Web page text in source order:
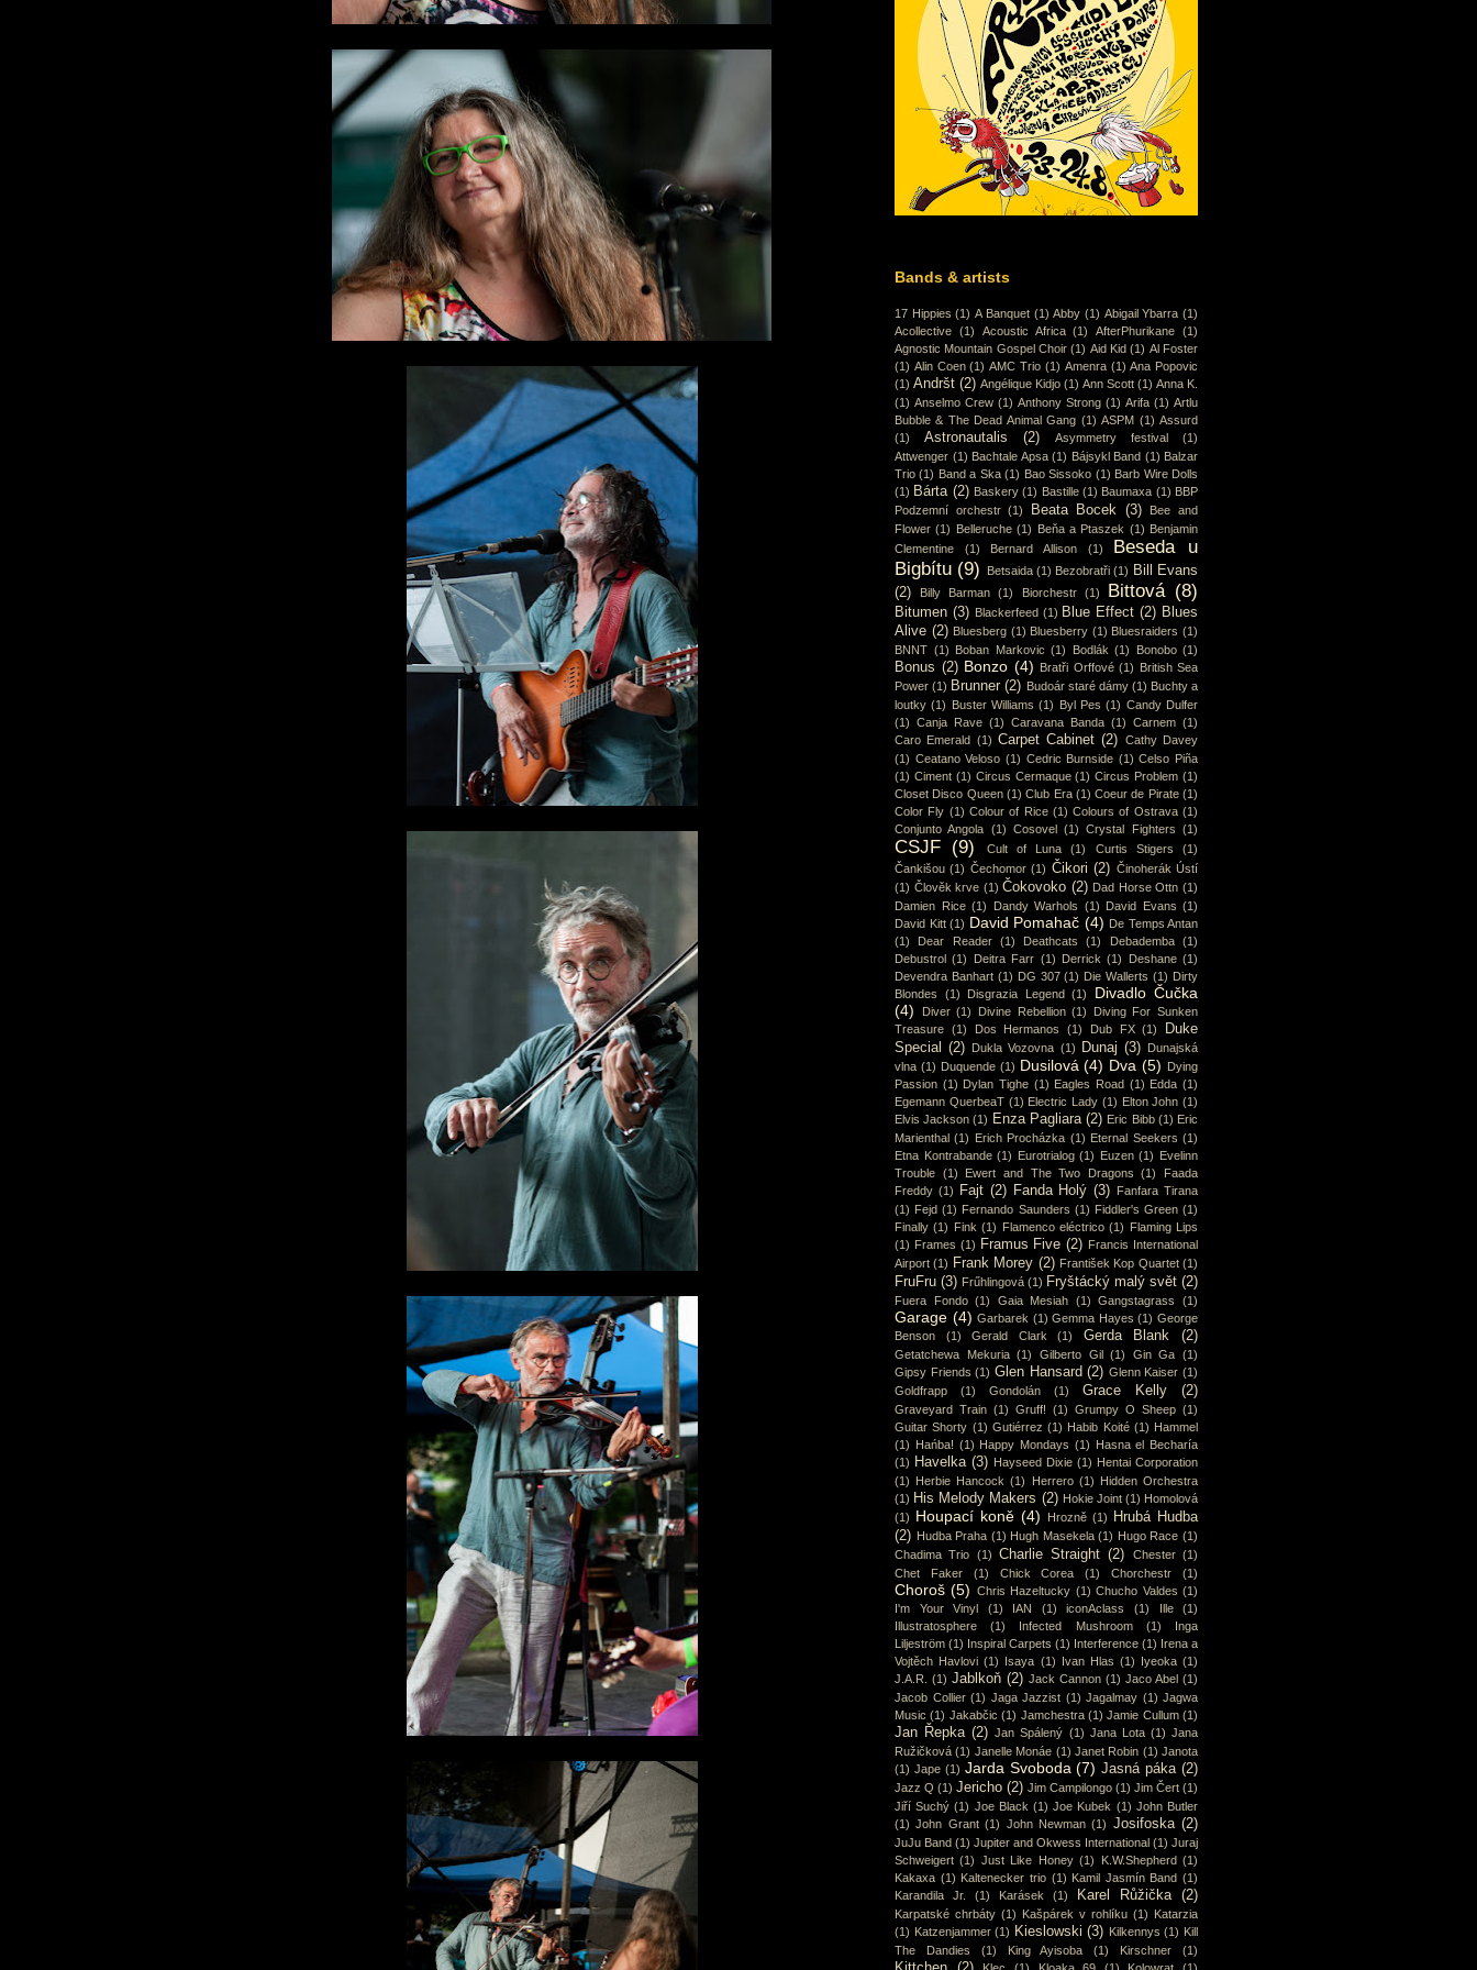
Bands & artists
17 Hippies (1) A Banquet (1) Abby (1) Abigail Ybarra (1)
Acollective (1) Acoustic Africa (1) AfterPhurikane (1)
Agnostic Mountain Gospel Choir (1) Aid Kid (1) Al Foster
(1) Alin Coen (1) AMC Trio (1) Amenra (1) Ana Popovic
(1) Andršt (2) Angélique Kidjo (1) Ann Scott (1) Anna K.
(1) Anselmo Crew (1) Anthony Strong (1) Arifa (1) Artlu
Bubble & The Dead Animal Gang (1) ASPM (1) Assurd
(1)
Astronautalis (2) Asymmetry festival
(1)
Attwenger (1) Bachtale Apsa (1) Bájsykl Band (1) Balzar
Trio (1) Band a Ska (1) Bao Sissoko (1) Barb Wire Dolls
(1) Bárta (2) Baskery (1) Bastille (1) Baumaxa (1) BBP
Podzemní orchestr (1) Beata Bocek (3)
Bee and
Flower (1) Belleruche (1) Beňa a Ptaszek (1) Benjamin
Clementine
(1) Bernard Allison (1)
Beseda u
Bigbítu (9) Betsaida (1) Bezobratři (1) Bill Evans
(2)
Billy Barman (1) Biorchestr (1) Bittová (8)
Bitumen (3) Blackerfeed (1) Blue Effect (2) Blues
Alive (2) Bluesberg (1) Bluesberry (1) Bluesraiders (1)
BNNT (1) Boban Markovic (1) Bodlák (1) Bonobo (1)
Bonus (2) Bonzo (4) Bratři Orffové (1)
British Sea
Power (1) Brunner (2) Budoár staré dámy (1) Buchty a
loutky (1) Buster Williams (1) Byl Pes (1) Candy Dulfer
(1) Canja Rave (1) Caravana Banda (1) Carnem (1)
Caro Emerald (1) Carpet Cabinet (2) Cathy Davey
(1) Ceatano Veloso (1) Cedric Burnside (1) Celso Piña
(1) Ciment (1) Circus Cermaque (1) Circus Problem (1)
Closet Disco Queen (1) Club Era (1) Coeur de Pirate (1)
Color Fly (1) Colour of Rice (1) Colours of Ostrava (1)
Conjunto Angola (1) Cosovel (1) Crystal Fighters (1)
CSJF (9) Cult of Luna (1) Curtis Stigers
(1)
Čankišou (1) Čechomor (1) Čikori (2) Činoherák Ústí
(1) Člověk krve (1) Čokovoko (2) Dad Horse Ottn (1)
Damien Rice (1) Dandy Warhols (1) David Evans (1)
David Kitt (1) David Pomahač (4) De Temps Antan
(1)
Dear Reader (1) Deathcats (1) Debademba
(1)
Debustrol
(1) Deitra Farr (1) Derrick (1) Deshane (1)
Devendra Banhart (1) DG 307 (1) Die Wallerts (1) Dirty
Blondes
(1) Disgrazia Legend (1)
Divadlo Čučka
(4)
Diver (1) Divine Rebellion (1)
Diving For Sunken
Treasure (1) Dos Hermanos (1) Dub FX (1)
Duke
Special (2) Dukla Vozovna (1) Dunaj (3)
Dunajská
vlna (1) Duquende (1) Dusilová (4) Dva (5)
Dying
Passion (1) Dylan Tighe (1) Eagles Road (1) Edda (1)
Egemann QuerbeaT (1) Electric Lady (1) Elton John (1)
Elvis Jackson (1) Enza Pagliara (2) Eric Bibb (1) Eric
Marienthal (1) Erich Procházka (1) Eternal Seekers (1)
Etna Kontrabande (1) Eurotrialog (1) Euzen (1)
Evelinn
Trouble (1) Ewert and The Two Dragons (1)
Faada
Freddy (1) Fajt (2) Fanda Holý (3)
Fanfara Tirana
(1) Fejd (1) Fernando Saunders (1) Fiddler's Green (1)
Finally (1) Fink (1) Flamenco eléctrico (1)
Flaming Lips
(1) Frames (1) Framus Five (2) Francis International
Airport (1) Frank Morey (2) František Kop Quartet (1)
FruFru (3) Frűhlingová (1) Fryštácký malý svět (2)
Fuera Fondo (1) Gaia Mesiah (1) Gangstagrass (1)
Garage (4) Garbarek (1) Gemma Hayes (1) George
Benson
(1) Gerald Clark (1) Gerda Blank (2)
Getatchewa Mekuria (1) Gilberto Gil (1) Gin Ga (1)
Gipsy Friends (1) Glen Hansard (2) Glenn Kaiser (1)
Goldfrapp
(1) Gondolán (1) Grace Kelly (2)
Graveyard Train (1) Gruff! (1) Grumpy O Sheep (1)
Guitar Shorty (1) Gutiérrez (1) Habib Koité (1) Hammel
(1)
Hańba! (1) Happy Mondays (1)
Hasna el Becharía
(1) Havelka (3) Hayseed Dixie (1) Hentai Corporation
(1)
Herbie Hancock (1) Herrero (1)
Hidden Orchestra
(1) His Melody Makers (2) Hokie Joint (1) Homolová
(1) Houpací koně (4) Hrozně (1)
Hrubá Hudba
(2) Hudba Praha (1) Hugh Masekela (1) Hugo Race (1)
Chadima Trio (1) Charlie Straight (2) Chester (1)
Chet Faker
(1) Chick Corea (1) Chorchestr (1)
Choroš (5) Chris Hazeltucky (1) Chucho Valdes (1)
I'm Your Vinyl
(1) IAN (1) iconAclass (1) Ille
(1)
Illustratosphere
(1) Infected Mushroom (1)
Inga
Liljeström (1) Inspiral Carpets (1) Interference (1) Irena a
Vojtěch Havlovi (1) Isaya (1) Ivan Hlas (1) Iyeoka (1)
J.A.R. (1) Jablkoň (2) Jack Cannon (1) Jaco Abel (1)
Jacob Collier (1) Jaga Jazzist (1) Jagalmay (1) Jagwa
Music (1) Jakabčic (1) Jamchestra (1) Jamie Cullum (1)
Jan Řepka (2) Jan Spálený (1) Jana Lota (1) Jana
Ružičková (1) Janelle Monáe (1) Janet Robin (1) Janota
(1) Jape (1) Jarda Svoboda (7) Jasná páka (2)
Jazz Q (1) Jericho (2) Jim Campilongo (1) Jim Čert (1)
Jiří Suchý (1) Joe Black (1) Joe Kubek (1) John Butler
(1) John Grant (1) John Newman (1) Josifoska (2)
JuJu Band (1) Jupiter and Okwess International (1) Juraj
Schweigert (1) Just Like Honey (1) K.W.Shepherd (1)
Kakaxa (1) Kaltenecker trio (1) Kamil Jasmín Band (1)
Karandila Jr.
(1) Karásek (1) Karel Růžička (2)
Karpatské chrbáty (1) Kašpárek v rohlíku (1)
Katarzia
(1) Katzenjammer (1) Kieslowski (3) Kilkennys (1) Kill
The Dandies
(1) King Ayisoba (1) Kirschner (1)